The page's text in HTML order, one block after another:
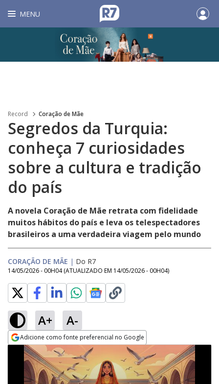
MENU
Record Coração de Mãe
Segredos da Turquia:
conheça 7 curiosidades
sobre a cultura e tradição
do país
A novela Coração de Mãe retrata com fidelidade
muitos hábitos do país e leva os telespectadores
brasileiros a uma verdadeira viagem pelo mundo
CORAÇÃO DE MÃE | Do R7
14/05/2026 - 00H04 (ATUALIZADO EM 14/05/2026 - 00H04)
A+ A-
Adicione como fonte preferencial no Google
Opens in new window